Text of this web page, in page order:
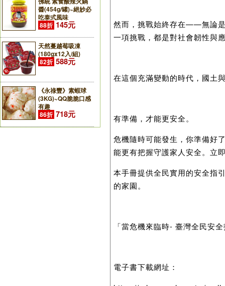
醬(454g/罐)~絕妙必
吃泰式風味
88折 145元
天然蔓越莓吸凍
(180gx12入/組)
82折 588元
《永祿豐》素蝦球
(3KG)~QQ脆脆口感
有趣
86折 718元
然而，挑戰始終存在——無論
一項挑戰，都是對社會韌性與
在這個充滿變動的時代，國土
有準備，才能更安全。
危機隨時可能發生，你準備好
能更有把握守護家人安全。立
本手冊提供全民實用的安全指
的家園。
「當危機來臨時- 臺灣全民安
電子書下載網址：